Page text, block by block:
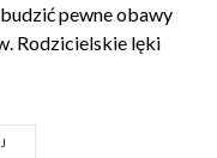
pewne obawy
Rodzicielskie lęki